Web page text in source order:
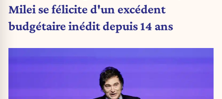
Milei se félicite d'un excédent
budgétaire inédit depuis 14 ans